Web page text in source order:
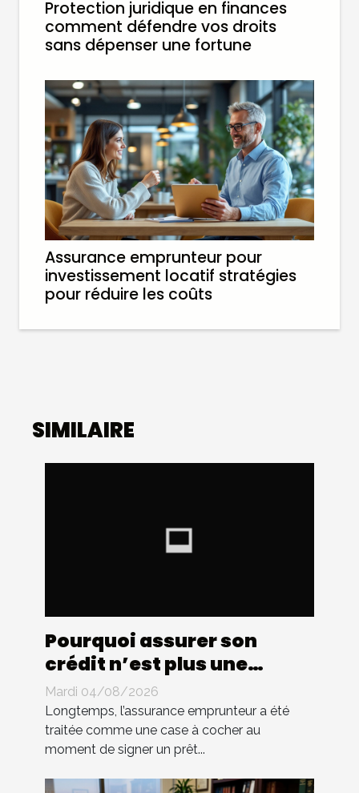
Protection juridique en finances
comment défendre vos droits
sans dépenser une fortune
Assurance emprunteur pour
investissement locatif stratégies
pour réduire les coûts
SIMILAIRE
Pourquoi assurer son
crédit n’est plus une
simple formalité
aujourd’hui
Mardi 04/08/2026
Longtemps, l’assurance emprunteur a été
traitée comme une case à cocher au
moment de signer un prêt...